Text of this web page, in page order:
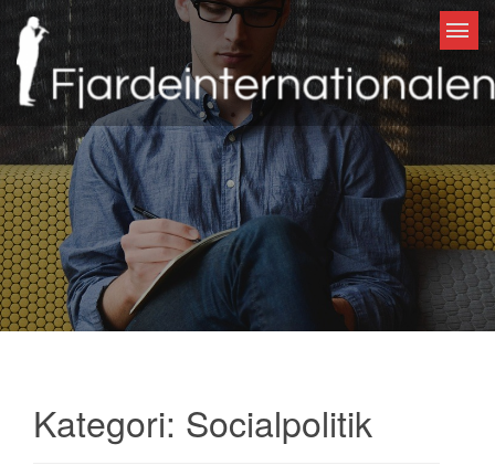
Skip to content
Kategori: Socialpolitik